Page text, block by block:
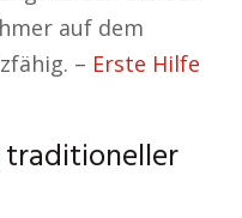
auf dem
– Erste Hilfe
traditioneller